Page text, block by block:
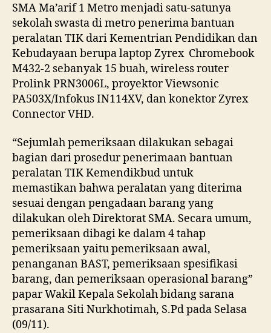
Di
Kota
Metro
SMA Ma’arif 1 Metro menjadi satu-satunya
sekolah swasta di metro penerima bantuan
peralatan TIK dari Kementrian Pendidikan dan
Kebudayaan berupa laptop Zyrex Chromebook
M432-2 sebanyak 15 buah, wireless router
Prolink PRN3006L, proyektor Viewsonic
PA503X/Infokus IN114XV, dan konektor Zyrex
Connector VHD.
“Sejumlah pemeriksaan dilakukan sebagai
bagian dari prosedur penerimaan bantuan
peralatan TIK Kemendikbud untuk
memastikan bahwa peralatan yang diterima
sesuai dengan pengadaan barang yang
dilakukan oleh Direktorat SMA. Secara umum,
pemeriksaan dibagi ke dalam 4 tahap
pemeriksaan yaitu pemeriksaan awal,
penanganan BAST, pemeriksaan spesifikasi
barang, dan pemeriksaan operasional barang”
papar Wakil Kepala Sekolah bidang sarana
prasarana Siti Nurkhotimah, S.Pd pada Selasa
(09/11).